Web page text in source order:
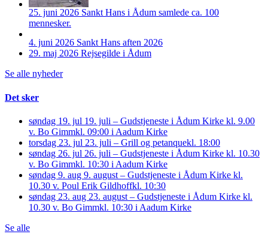
25. juni 2026 Sankt Hans i Ådum samlede ca. 100
mennesker.
4. juni 2026 Sankt Hans aften 2026
29. maj 2026 Rejsegilde i Ådum
Se alle nyheder
Det sker
søndag 19. jul 19. juli – Gudstjeneste i Ådum Kirke kl. 9.00
v. Bo Gimmkl. 09:00 i Aadum Kirke
torsdag 23. jul 23. juli – Grill og petanquekl. 18:00
søndag 26. jul 26. juli – Gudstjeneste i Ådum Kirke kl. 10.30
v. Bo Gimmkl. 10:30 i Aadum Kirke
søndag 9. aug 9. august – Gudstjeneste i Ådum Kirke kl.
10.30 v. Poul Erik Gildhoffkl. 10:30
søndag 23. aug 23. august – Gudstjeneste i Ådum Kirke kl.
10.30 v. Bo Gimmkl. 10:30 i Aadum Kirke
Se alle